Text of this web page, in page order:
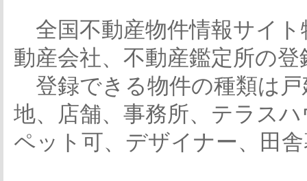
全国不動産物件情報サイト
動産会社、不動産鑑定所の
登録できる物件の種類は
地、店舗、事務所、テラス
ペット可、デザイナー、田